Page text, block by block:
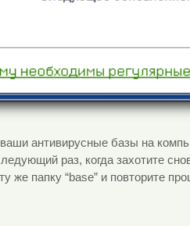
ваши антивирусные базы на
раз, когда захотите
же папку “base” и повторите